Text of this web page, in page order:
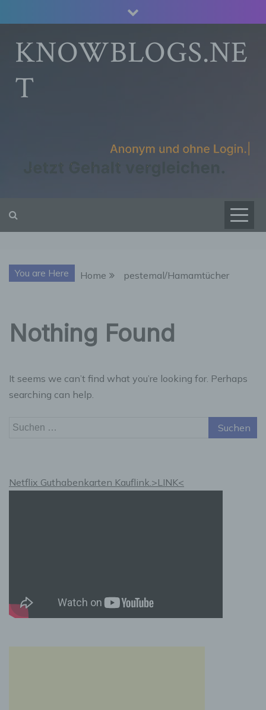
to
contentKNOWBLOGS.NE
T
You are Here Home pestemal/Hamamtücher
Nothing Found
It seems we can’t find what you’re looking for. Perhaps
searching can help.
Suchen
Netflix Guthabenkarten Kauflink.>LINK<